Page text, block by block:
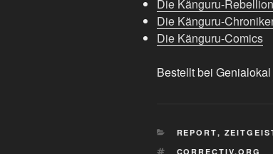
Die Känguru-
Die Känguru-
Die Känguru-Comics
Bestellt bei
KATEGORIEN
REPORT,
SCHLAGWÖRTER
CORRECTIV.ORG